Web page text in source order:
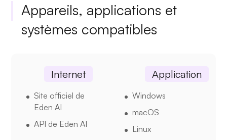
Appareils, applications et
systèmes compatibles
Internet
Site officiel de
Eden AI
API de Eden AI
Application
Windows
macOS
Linux